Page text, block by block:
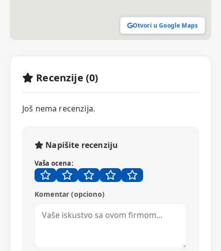
Otvori u Google Maps
Recenzije (0)
Još nema recenzija.
Napišite recenziju
Vaša ocena:
Komentar (opciono)